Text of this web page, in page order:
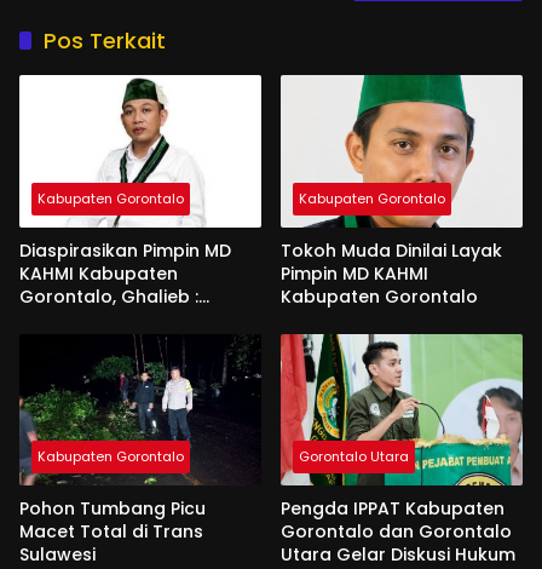
Pos Terkait
Kabupaten Gorontalo
Diaspirasikan Pimpin MD
KAHMI Kabupaten
Gorontalo, Ghalieb :
Kabupaten Gorontalo
Tokoh Muda Dinilai Layak
Pimpin MD KAHMI
Kabupaten Gorontalo
Kabupaten Gorontalo
Pohon Tumbang Picu
Macet Total di Trans
Sulawesi
Gorontalo Utara
Pengda IPPAT Kabupaten
Gorontalo dan Gorontalo
Utara Gelar Diskusi Hukum